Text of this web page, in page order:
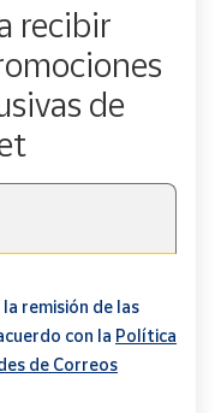
recibir
de
remisión de las
con la Política
de Correos